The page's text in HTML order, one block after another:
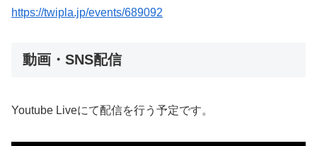
https://twipla.jp/events/689092
動画・SNS配信
Youtube Liveにて配信を行う予定です。